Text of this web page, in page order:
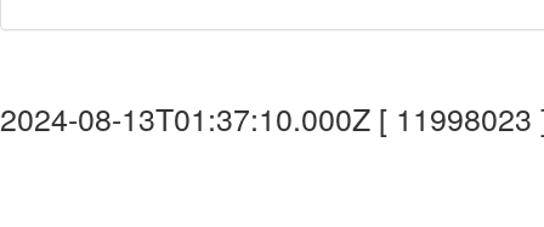
2024-08-13T01:37:10.000Z [ 11998023